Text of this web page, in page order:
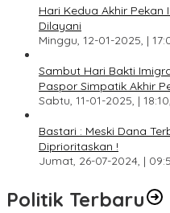
Hari Kedua Akhir
Dilayani
Minggu, 12-01-2025, |
Sambut Hari Bakti
Paspor Simpatik Akhir
Sabtu, 11-01-2025, | 18:10,
Bastari : Meski Dana
Diprioritaskan !
Jumat, 26-07-2024, |
Politik Terbaru